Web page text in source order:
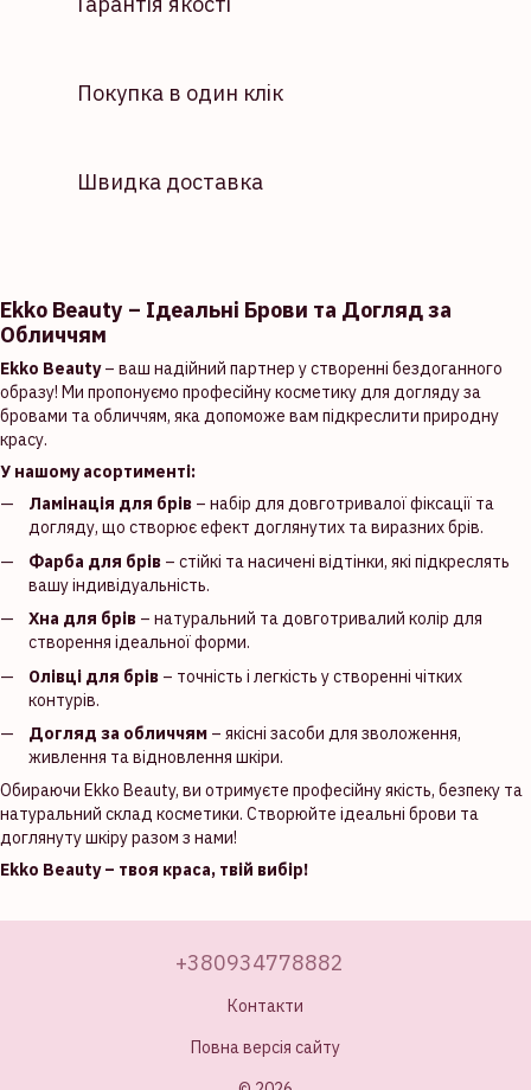
Покупка в один клік
Швидка доставка
Ekko Beauty – Ідеальні Брови та Догляд за
Обличчям
Ekko Beauty– ваш надійний партнер у створенні бездоганного
образу! Ми пропонуємо професійну косметику для догляду за
бровами та обличчям, яка допоможе вам підкреслити природну
красу.
У нашому асортименті:
Ламінація для брів – набір для довготривалої фіксації та
догляду, що створює ефект доглянутих та виразних брів.
Фарба для брів – стійкі та насичені відтінки, які підкреслять
вашу індивідуальність.
Хна для брів – натуральний та довготривалий колір для
створення ідеальної форми.
Олівці для брів – точність і легкість у створенні чітких
контурів.
Догляд за обличчям – якісні засоби для зволоження,
живлення та відновлення шкіри.
Обираючи Ekko Beauty, ви отримуєте професійну якість, безпеку та
натуральний склад косметики. Створюйте ідеальні брови та
доглянуту шкіру разом з нами!
Ekko Beauty – твоя краса, твій вибір!
+380934778882
Контакти
Повна версія сайту